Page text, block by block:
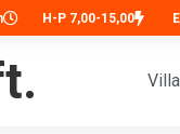
H-P 7,00-15,00